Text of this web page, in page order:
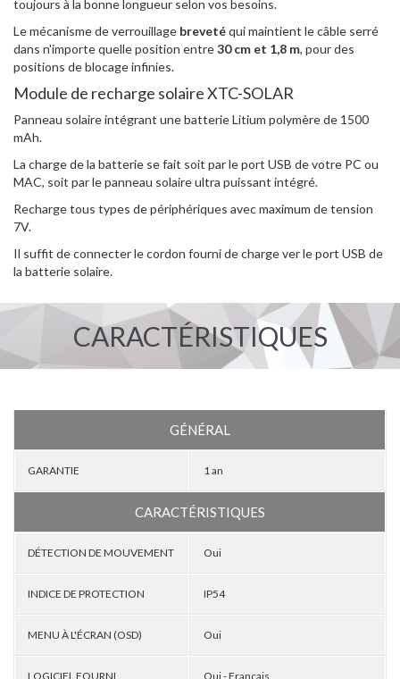
toujours à la bonne longueur selon vos besoins.
Le mécanisme de verrouillage brevetéqui maintient le câble serré
dans n'importe quelle position entre30 cm et 1,8 m, pour des
positions de blocage infinies.
Module de recharge solaire XTC-SOLAR
Panneau solaire intégrant une batterie Litium polymère de 1500
mAh.
La charge de la batterie se fait soit par le port USB de votre PC ou
MAC, soit par le panneau solaire ultra puissant intégré.
Recharge tous types de périphériques avec maximum de tension
7V.
Il suffit de connecter le cordon fourni de charge ver le port USB de
la batterie solaire.
CARACTÉRISTIQUES
GÉNÉRAL
GARANTIE 1 an
CARACTÉRISTIQUES
DÉTECTION DE MOUVEMENT Oui
INDICE DE PROTECTION IP54
MENU À L'ÉCRAN (OSD) Oui
LOGICIEL FOURNI Oui - Français